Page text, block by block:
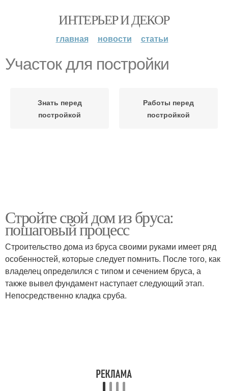
ИНТЕРЬЕР И ДЕКОР
главная новости статьи
Участок для постройки
Знать перед
постройкой
Работы перед
постройкой
Стройте свой дом из бруса:
пошаговый процесс
Строительство дома из бруса своими руками имеет ряд
особенностей, которые следует помнить. После того, как
владелец определился с типом и сечением бруса, а
также вывел фундамент наступает следующий этап.
Непосредственно кладка сруба.